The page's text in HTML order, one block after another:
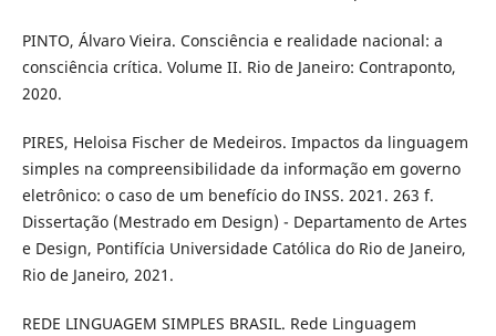
PINTO, Álvaro Vieira. Consciência e realidade nacional: a
consciência crítica. Volume II. Rio de Janeiro: Contraponto,
2020.
PIRES, Heloisa Fischer de Medeiros. Impactos da linguagem
simples na compreensibilidade da informação em governo
eletrônico: o caso de um benefício do INSS. 2021. 263 f.
Dissertação (Mestrado em Design) - Departamento de Artes
e Design, Pontifícia Universidade Católica do Rio de Janeiro,
Rio de Janeiro, 2021.
REDE LINGUAGEM SIMPLES BRASIL. Rede Linguagem